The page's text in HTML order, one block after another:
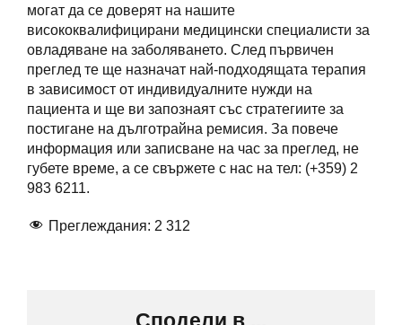
могат да се доверят на нашите
висококвалифицирани медицински специалисти за
овладяване на заболяването. След първичен
преглед те ще назначат най-подходящата терапия
в зависимост от индивидуалните нужди на
пациента и ще ви запознаят със стратегиите за
постигане на дълготрайна ремисия. За повече
информация или записване на час за преглед, не
губете време, а се свържете с нас на тел: (+359) 2
983 6211.
Преглеждания: 2 312